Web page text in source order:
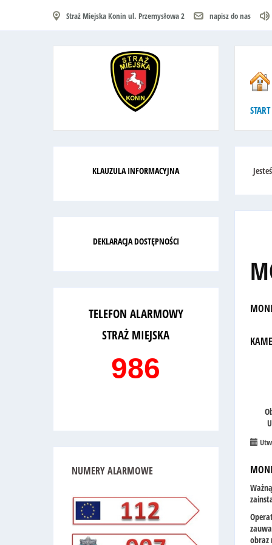
Straż Miejska Konin ul. Przemysłowa 2 napisz do nas
START
obraz
KLAUZULA INFORMACYJNA
DEKLARACJA DOSTĘPNOŚCI
TELEFON ALARMOWY
STRAŻ MIEJSKA
986
NUMERYALARMOWE